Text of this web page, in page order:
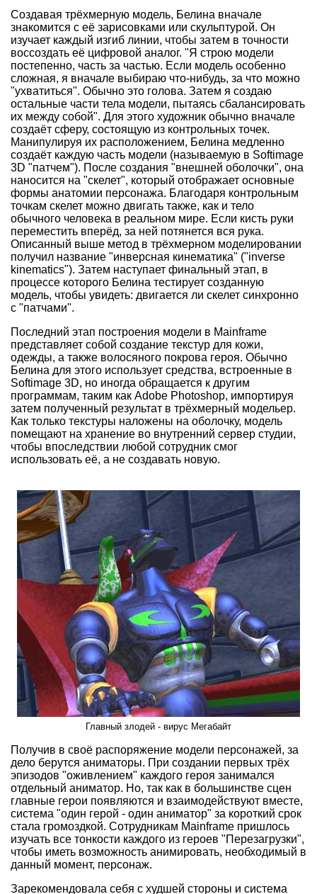
Создавая трёхмерную модель, Белина вначале
знакомится с её зарисовками или скульптурой. Он
изучает каждый изгиб линии, чтобы затем в точности
воссоздать её цифровой аналог. "Я строю модели
постепенно, часть за частью. Если модель особенно
сложная, я вначале выбираю что-нибудь, за что можно
"ухватиться". Обычно это голова. Затем я создаю
остальные части тела модели, пытаясь сбалансировать
их между собой". Для этого художник обычно вначале
создаёт сферу, состоящую из контрольных точек.
Манипулируя их расположением, Белина медленно
создаёт каждую часть модели (называемую в Softimage
3D "патчем"). После создания "внешней оболочки", она
наносится на "скелет", который отображает основные
формы анатомии персонажа. Благодаря контрольным
точкам скелет можно двигать также, как и тело
обычного человека в реальном мире. Если кисть руки
переместить вперёд, за ней потянется вся рука.
Описанный выше метод в трёхмерном моделировании
получил название "инверсная кинематика" ("inverse
kinematics"). Затем наступает финальный этап, в
процессе которого Белина тестирует созданную
модель, чтобы увидеть: двигается ли скелет синхронно
с "патчами".
Последний этап построения модели в Mainframe
представляет собой создание текстур для кожи,
одежды, а также волосяного покрова героя. Обычно
Белина для этого использует средства, встроенные в
Softimage 3D, но иногда обращается к другим
программам, таким как Adobe Photoshop, импортируя
затем полученный результат в трёхмерный модельер.
Как только текстуры наложены на оболочку, модель
помещают на хранение во внутренний сервер студии,
чтобы впоследствии любой сотрудник смог
использовать её, а не создавать новую.
Главный злодей - вирус Мегабайт
Получив в своё распоряжение модели персонажей, за
дело берутся аниматоры. При создании первых трёх
эпизодов "оживлением" каждого героя занимался
отдельный аниматор. Но, так как в большинстве сцен
главные герои появляются и взаимодействуют вместе,
система "один герой - один аниматор" за короткий срок
стала громоздкой. Сотрудникам Mainframe пришлось
изучать все тонкости каждого из героев "Перезагрузки",
чтобы иметь возможность анимировать, необходимый в
данный момент, персонаж.
Зарекомендовала себя с худшей стороны и система